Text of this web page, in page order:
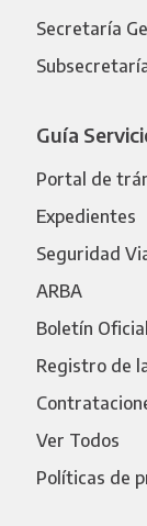
Secretaría
Guía
Portal de
Expedientes
Seguridad
ARBA
Boletín Oficial
Registro de
Ver Todos
Políticas de